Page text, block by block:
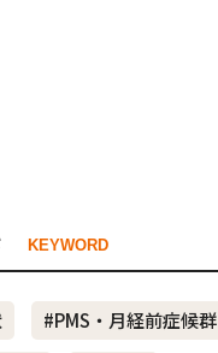
KEYWORD
#PMS・月経前症候群